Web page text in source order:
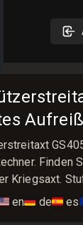
Finden
Kriegsaxt.
en🇩🇪 de🇪🇸 es